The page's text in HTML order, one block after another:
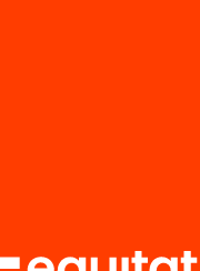
L’educació